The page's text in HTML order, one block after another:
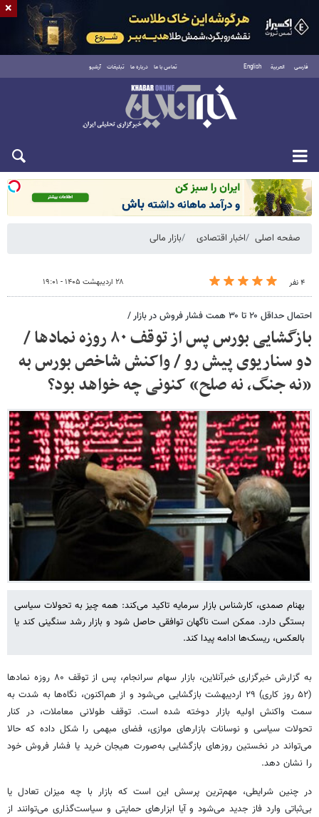
فارسی العربية English تماس با ما درباره ما تبلیغات آرشیو
شنبه ۱۷ مرداد ۱۴۰۵
صفحه اصلی اخبار اقتصادی بازار مالی
۴ نفر ۲۸ اردیبهشت ۱۴۰۵ - ۱۹:۰۱
احتمال حداقل ۲۰ تا ۳۰ همت فشار فروش در بازار /
بازگشایی بورس پس از توقف ۸۰ روزه نمادها /
دو سناریوی پیش رو / واکنش شاخص بورس به
«نه جنگ، نه صلح» کنونی چه خواهد بود؟
بهنام صمدی، کارشناس بازار سرمایه تاکید می‌کند: همه چیز به تحولات سیاسی
بستگی دارد. ممکن است ناگهان توافقی حاصل شود و بازار رشد سنگینی کند یا
بالعکس، ریسک‌ها ادامه پیدا کند.
به گزارش خبرگزاری خبرآنلاین، بازار سهام سرانجام، پس از توقف ۸۰ روزه نمادها
(۵۲ روز کاری) ۲۹ اردیبهشت بازگشایی می‌شود و از هم‌اکنون، نگاه‌ها به شدت به
سمت واکنش اولیه بازار دوخته شده است. توقف طولانی معاملات، در کنار
تحولات سیاسی و نوسانات بازارهای موازی، فضای مبهمی را شکل داده که حالا
می‌تواند در نخستین روزهای بازگشایی به‌صورت هیجان خرید یا فشار فروش خود
را نشان دهد.
در چنین شرایطی، مهم‌ترین پرسش این است که بازار با چه میزان تعادل یا
بی‌ثباتی وارد فاز جدید می‌شود و آیا ابزارهای حمایتی و سیاست‌گذاری می‌توانند از
×